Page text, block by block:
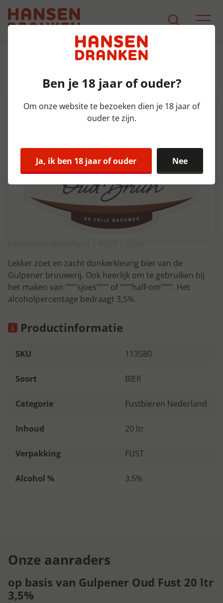
Product Detail
Gulpener Oud Fust 20 ltr 3,5%
Lekker zoet en zacht donkerkleurig bier van de
Gulpener brouwerij. Ook heerlijk om te gebruiken bij
het maken van """"sjoes"""" of """"half-om"""". Het
alcoholpercentage bedraagt 3,5%.
Productinformatie
SKU 113580
Soort BIER
Categorie Fustbieren Nederland
Inhoud 20 ltr
Verpakking FUST
Alcohol % 3.5%
Onze aanraders
op basis van Gulpener Oud Fust 20 ltr
3,5%
Ben je 18 jaar of ouder?
Om onze website te bezoeken dien je 18 jaar of
ouder te zijn.
Ja, ik ben 18 jaar of ouder Nee